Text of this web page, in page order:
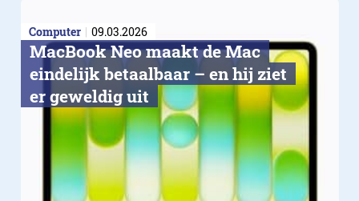
Computer 09.03.2026
MacBook Neo maakt de Mac
eindelijk betaalbaar – en hij ziet
er geweldig uit